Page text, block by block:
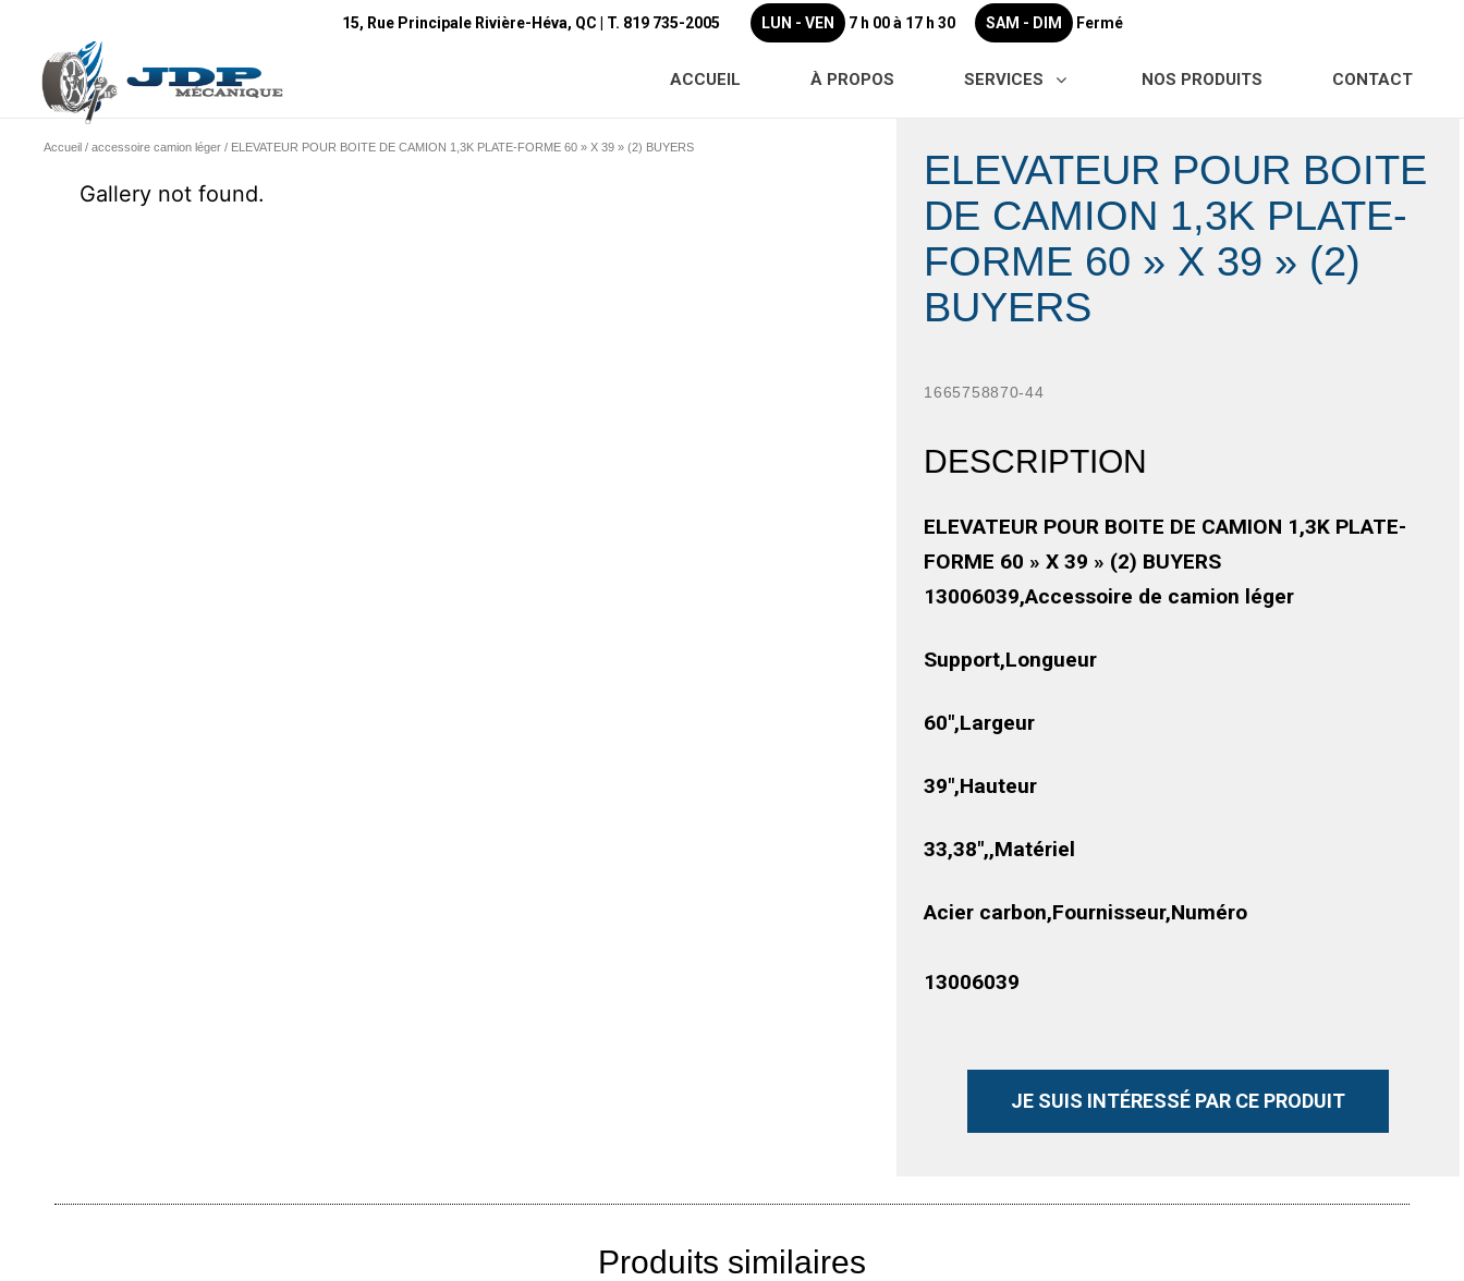
15, Rue Principale Rivière-Héva, QC | T. 819 735-2005 LUN - VEN 7 h 00 à 17 h 30 SAM - DIM Fermé
ACCUEIL À PROPOS SERVICES NOS PRODUITS CONTACT
Accueil /accessoire camion léger / ELEVATEUR POUR BOITE DE CAMION 1,3K PLATE-FORME 60 » X 39 » (2) BUYERS
Gallery not found.
ELEVATEUR POUR BOITE
DE CAMION 1,3K PLATE-
FORME 60 » X 39 » (2)
BUYERS
1665758870-44
DESCRIPTION
ELEVATEUR POUR BOITE DE CAMION 1,3K PLATE-
FORME 60 » X 39 » (2) BUYERS
13006039,Accessoire de camion léger
Support,Longueur
60″,Largeur
39″,Hauteur
33,38″,,Matériel
Acier carbon,Fournisseur,Numéro
13006039
JE SUIS INTÉRESSÉ PAR CE PRODUIT
Produits similaires